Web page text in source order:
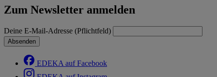
Zum Newsletter anmelden
Deine E-Mail-Adresse (Pflichtfeld)
Absenden
EDEKA auf Facebook